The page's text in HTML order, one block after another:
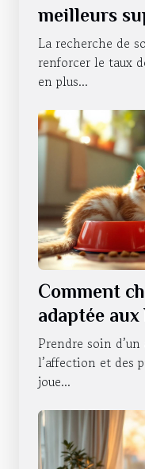
meilleurs
La recherche de
renforcer le taux
en plus...
Comment
adaptée
de votre
Prendre soin
l’affection et des
joue...